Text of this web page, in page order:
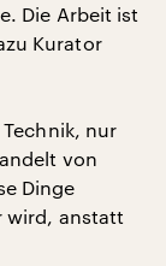
Die Arbeit ist
Kurator
nur
von
Dinge
wird, anstatt